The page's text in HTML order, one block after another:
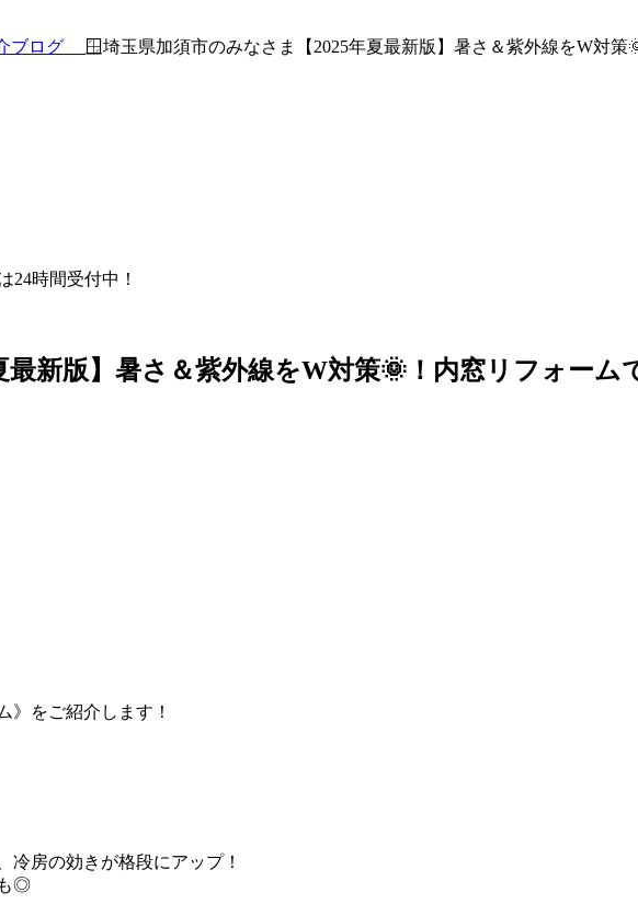
ブログ 🪟埼玉県加須市のみなさま【2025年夏最新版】暑さ＆紫外線をW対
時間受付中！
最新版】暑さ＆紫外線をW対策🌞！内窓リフォーム
》をご紹介します！
冷房の効きが格段にアップ！
◎